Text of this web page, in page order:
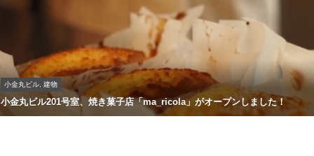
小金丸ビル, 建物
小金丸ビル201号室、焼き菓子店「ma_ricola」がオープンしました！